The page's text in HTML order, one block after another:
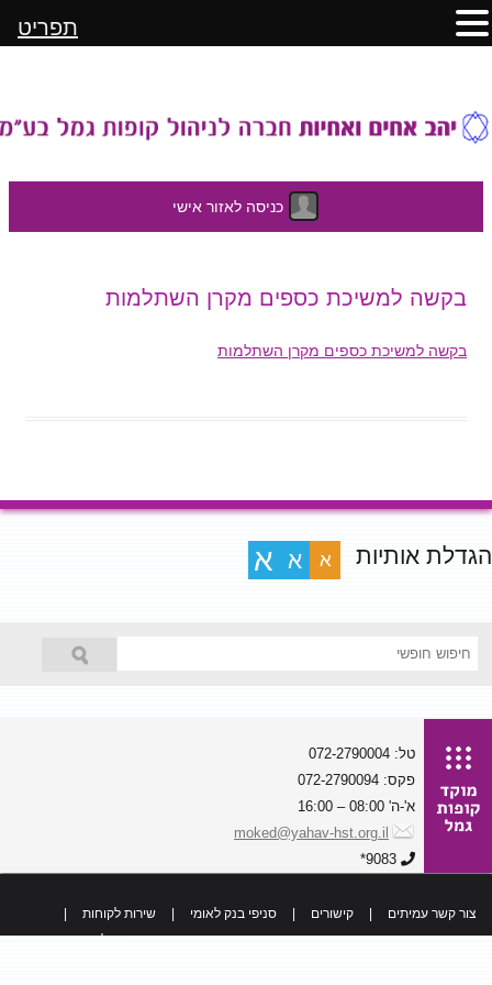
כניסה לאזור אישי
לתוכן
בקשה למשיכת כספים מקרן השתלמות
בקשה למשיכת כספים מקרן השתלמות
הגדלת אותיות א א א
טל: 072-2790004
פקס: 072-2790094
א'-ה' 08:00 – 16:00
moked@yahav-hst.org.il
9083*
צור קשר עמיתים קישורים סניפי בנק לאומי שירות לקוחות
כל הזכויות שמורות
תפריט